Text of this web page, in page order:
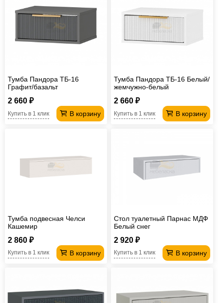
Тумба Пандора ТБ-16
Графит/базальт
2 660 ₽
В корзину
Купить в 1 клик
Тумба Пандора ТБ-16 Белый/
жемчужно-белый
2 660 ₽
В корзину
Купить в 1 клик
Тумба подвесная Челси
Кашемир
2 860 ₽
В корзину
Купить в 1 клик
Стол туалетный Парнас МДФ
Белый снег
2 920 ₽
В корзину
Купить в 1 клик